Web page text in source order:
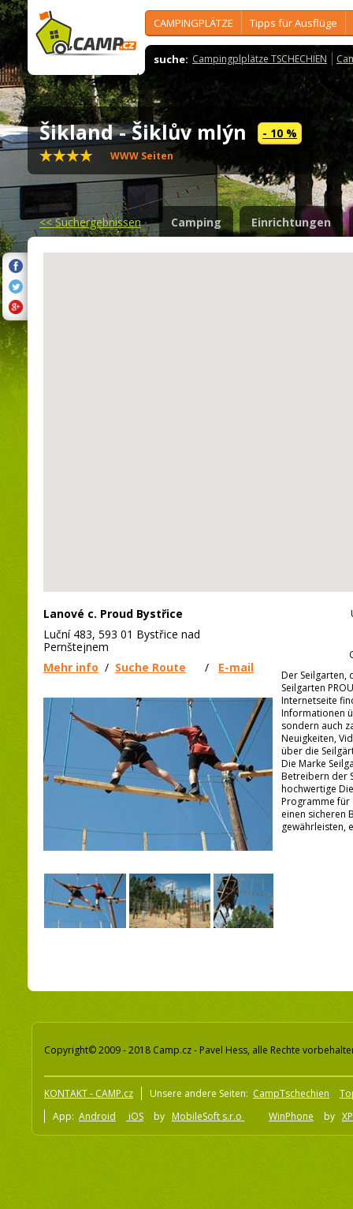
CAMPINGPLÄTZE Tipps für Ausflüge
suche: Campingplplätze TSCHECHIEN
Šikland - Šiklův mlýn - 10 %
WWW Seiten
<<Suchergebnissen Camping Einrichtungen
Lanové c. Proud Bystřice
Luční 483, 593 01 Bystřice nad
Pernštejnem
Mehr info / Suche Route / E-mail
Der Seilgarten,
Seilgarten
Internetseite
Informationen
sondern auch
Neuigkeiten,
über die
Die Marke
Betreibern der
hochwertige
Programme für
einen sicheren
gewährleisten,
Copyright© 2009 - 2018 Camp.cz - Pavel Hess, alle Rechte
KONTAKT - CAMP.cz Unsere andere Seiten: CampTschechien
App: Android iOS by MobileSoft s.r.o WinPhone by